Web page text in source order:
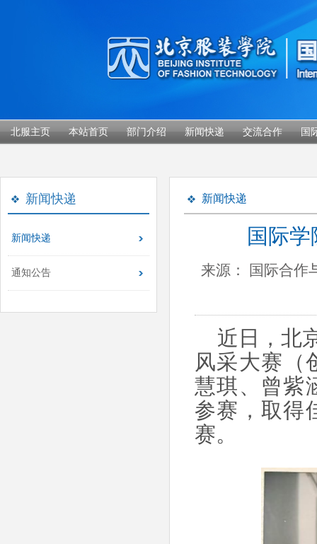
北服主页 本站首页 部门介绍 新闻快递 交流合作 国
新闻快递
新闻快递
通知公告
新闻快递
国际
来源： 国际合作
近日， 北
风采大赛（
慧琪、曾紫
参赛，取得
赛。